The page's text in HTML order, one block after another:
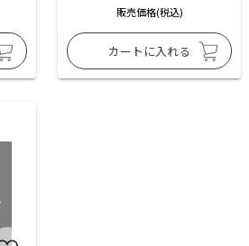
販売価格(税込)